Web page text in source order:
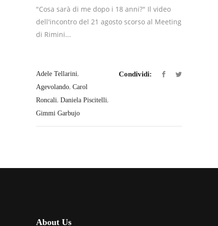
"Cosa sarà di me dopo i 18 anni?" Il video
dell'incontro del 21 agosto scorso al Meeting
di Rimini...
Adele Tellarini,
Agevolando, Carol
Roncali, Daniela Piscitelli,
Gimmi Garbujo
Condividi:
About Us